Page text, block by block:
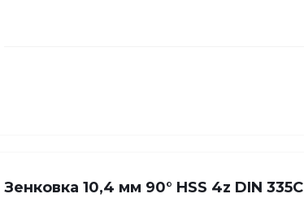
Зенковка 10,4 мм 90° HSS 4z DIN 335C